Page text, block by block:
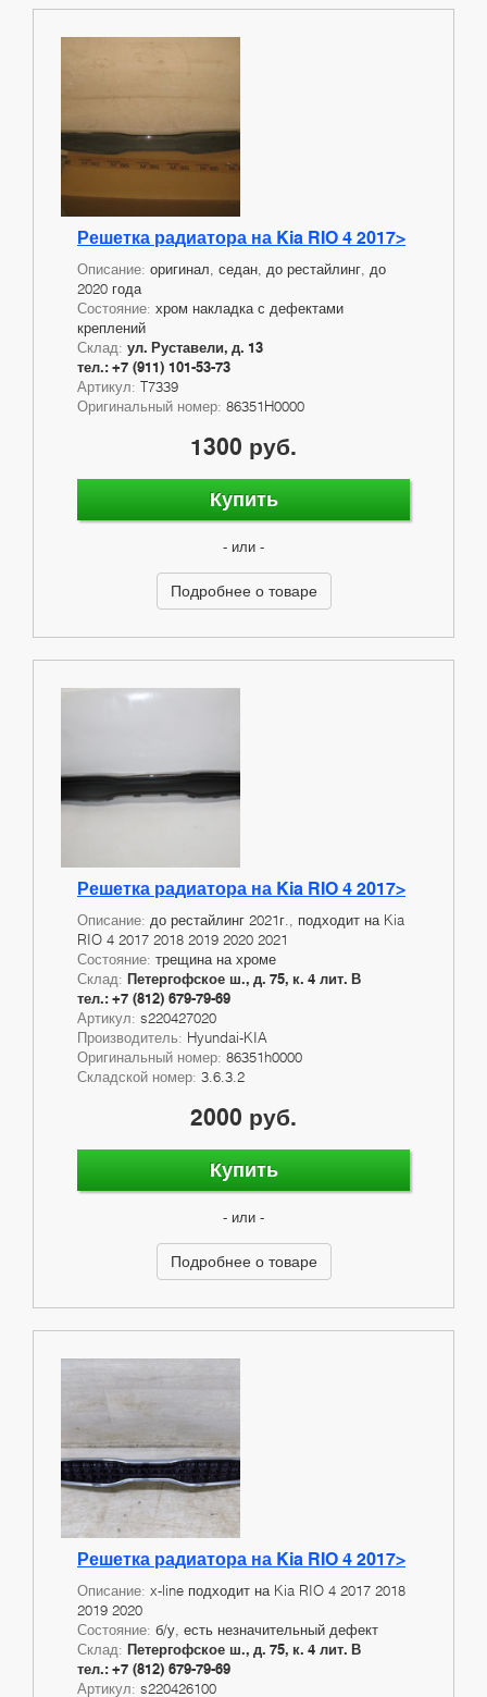
Решетка радиатора на Kia RIO 4 2017>
Описание: оригинал, седан, до рестайлинг, до
2020 года
Состояние: хром накладка с дефектами
креплений
Склад: ул. Руставели, д. 13
тел.: +7 (911) 101-53-73
Артикул: T7339
Оригинальный номер: 86351H0000
1300 руб.
Купить
- или -
Подробнее о товаре
Решетка радиатора на Kia RIO 4 2017>
Описание: до рестайлинг 2021г., подходит на Kia
RIO 4 2017 2018 2019 2020 2021
Состояние: трещина на хроме
Склад: Петергофское ш., д. 75, к. 4 лит. В
тел.: +7 (812) 679-79-69
Артикул: s220427020
Производитель: Hyundai-KIA
Оригинальный номер: 86351h0000
Складской номер: 3.6.3.2
2000 руб.
Купить
- или -
Подробнее о товаре
Решетка радиатора на Kia RIO 4 2017>
Описание: x-line подходит на Kia RIO 4 2017 2018
2019 2020
Состояние: б/у, есть незначительный дефект
Склад: Петергофское ш., д. 75, к. 4 лит. В
тел.: +7 (812) 679-79-69
Артикул: s220426100